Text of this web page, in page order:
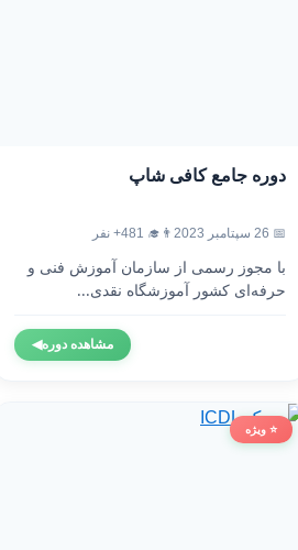
دوره جامع کافی شاپ
📅 26 سپتامبر 2023 👨‍🎓 481+ نفر
با مجوز رسمی از سازمان آموزش فنی و
حرفه‌ای کشور آموزشگاه نقدی...
مشاهده دوره◀
⭐ ویژه